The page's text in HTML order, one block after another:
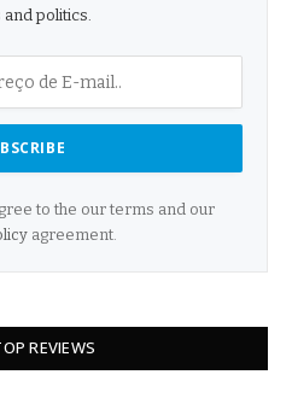
politics.
to the our terms and our
agreement.
REVIEWS